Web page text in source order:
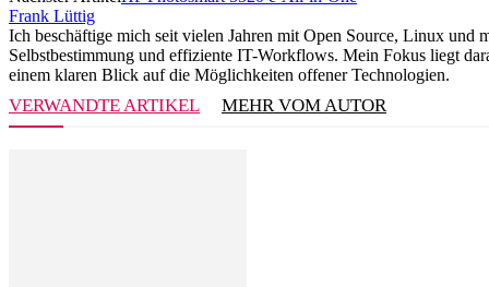
Frank Lüttig
Ich beschäftige mich seit vielen Jahren mit Open Source, Linux
Selbstbestimmung und effiziente IT-Workflows. Mein Fokus liegt
einem klaren Blick auf die Möglichkeiten offener Technologien.
VERWANDTE ARTIKEL MEHR VOM AUTOR